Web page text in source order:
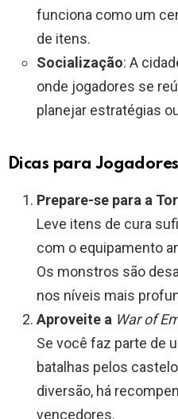
funciona como um
de itens.
Socialização: A
onde jogadores se
planejar estratégias
Dicas para
Prepare-se para a
Leve itens de cura
com o equipamento
Os monstros são
nos níveis mais
Aproveite a War of
Se você faz parte de
batalhas pelos
diversão, há
vencedores.